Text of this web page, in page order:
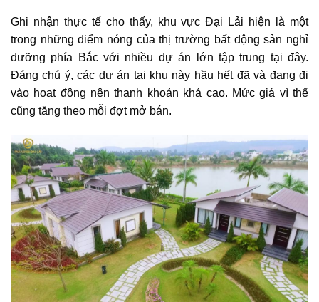
Ghi nhận thực tế cho thấy, khu vực Đại Lải hiện là một
trong những điểm nóng của thị trường bất động sản nghỉ
dưỡng phía Bắc với nhiều dự án lớn tập trung tại đây.
Đáng chú ý, các dự án tại khu này hầu hết đã và đang đi
vào hoạt động nên thanh khoản khá cao. Mức giá vì thế
cũng tăng theo mỗi đợt mở bán.